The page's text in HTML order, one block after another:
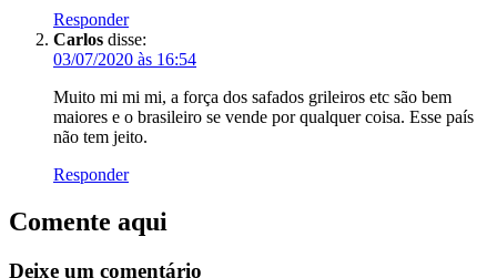
Responder
Carlos disse:
03/07/2020 às 16:54
Muito mi mi mi, a força dos safados grileiros etc são bem
maiores e o brasileiro se vende por qualquer coisa. Esse país
não tem jeito.
Responder
Comente aqui
Deixe um comentário